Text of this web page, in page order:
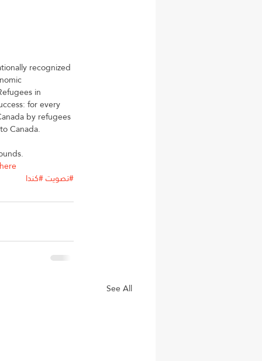
recognized
in
for every
by refugees
Canada.
here
#تصويت#كندا
See All